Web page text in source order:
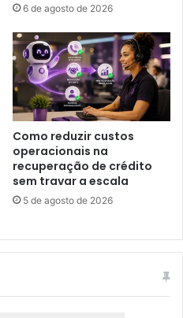
6 de agosto de 2026
Como reduzir custos
operacionais na
recuperação de crédito
sem travar a escala
5 de agosto de 2026